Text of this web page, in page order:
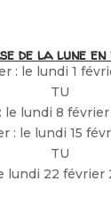
de la lune
: le lundi 1
TU
: le lundi 8 février
: le lundi 15
TU
lundi 22 février